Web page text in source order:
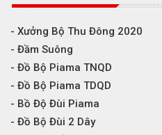
- Xưởng Bộ Thu Đông 2020
- Đầm Suông
- Đồ Bộ Piama TNQD
- Đồ Bộ Piama TDQD
- Bồ Độ Đùi Piama
- Đồ Bộ Đùi 2 Dây